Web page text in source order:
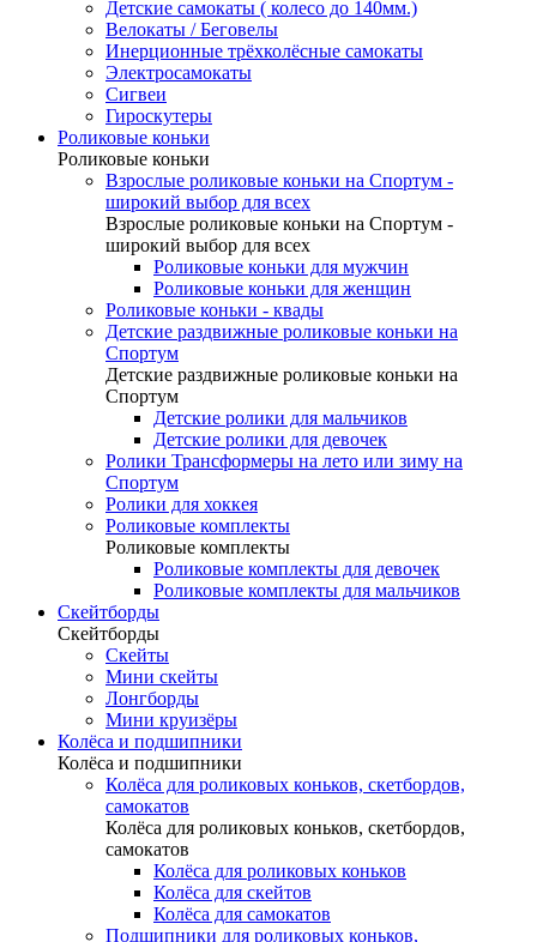
Детские самокаты ( колесо до 140мм.)
Велокаты / Беговелы
Инерционные трёхколёсные самокаты
Электросамокаты
Сигвеи
Гироскутеры
Роликовые коньки
Роликовые коньки
Взрослые роликовые коньки на Спортум -
широкий выбор для всех
Взрослые роликовые коньки на Спортум -
широкий выбор для всех
Роликовые коньки для мужчин
Роликовые коньки для женщин
Роликовые коньки - квады
Детские раздвижные роликовые коньки на
Спортум
Детские раздвижные роликовые коньки на
Спортум
Детские ролики для мальчиков
Детские ролики для девочек
Ролики Трансформеры на лето или зиму на
Спортум
Ролики для хоккея
Роликовые комплекты
Роликовые комплекты
Роликовые комплекты для девочек
Роликовые комплекты для мальчиков
Скейтборды
Скейтборды
Скейты
Мини скейты
Лонгборды
Мини круизёры
Колёса и подшипники
Колёса и подшипники
Колёса для роликовых коньков, скетбордов,
самокатов
Колёса для роликовых коньков, скетбордов,
самокатов
Колёса для роликовых коньков
Колёса для скейтов
Колёса для самокатов
Подшипники для роликовых коньков,